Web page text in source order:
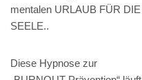
mentalen URLAUB FÜR DIE
SEELE..
Diese Hypnose zur